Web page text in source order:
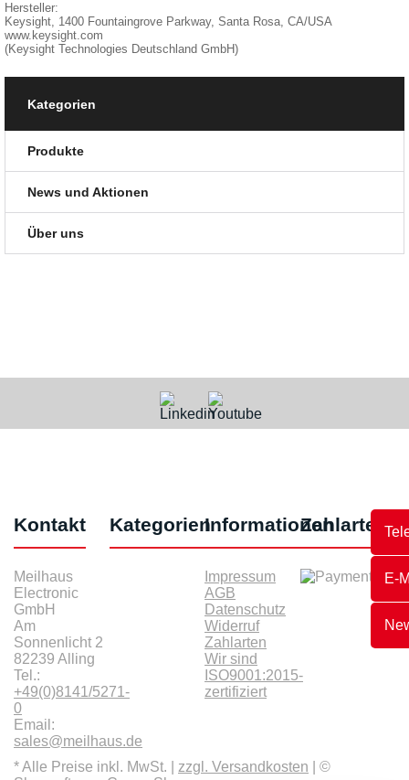
E-
Hersteller:
Keysight, 1400 Fountaingrove Parkway, Santa Rosa, CA/USA
www.keysight.com
(Keysight Technologies Deutschland GmbH)
Kategorien
Produkte
News und Aktionen
Über uns
Kontakt
Meilhaus
Electronic
GmbH
Am
Sonnenlicht 2
82239 Alling
Tel.:
+49(0)8141/5271-
0
Email:
sales@meilhaus.de
KategorienInformationen
Impressum
AGB
Datenschutz
Widerruf
Zahlarten
Wir sind
ISO9001:2015-
zertifiziert
Zahlarten
* Alle Preise inkl. MwSt. | zzgl. Versandkosten | ©